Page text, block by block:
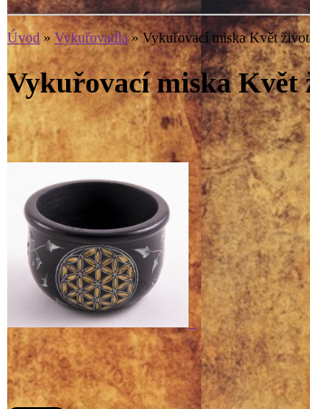
Úvod » Vykuřovadla » Vykuřovací miska Květ
Vykuřovací miska Květ